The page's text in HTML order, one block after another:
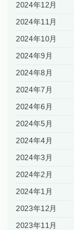
2024年12月
2024年11月
2024年10月
2024年9月
2024年8月
2024年7月
2024年6月
2024年5月
2024年4月
2024年3月
2024年2月
2024年1月
2023年12月
2023年11月